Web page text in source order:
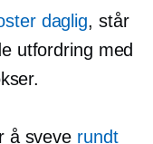
daglig, står
utfordring med
å sveve rundt